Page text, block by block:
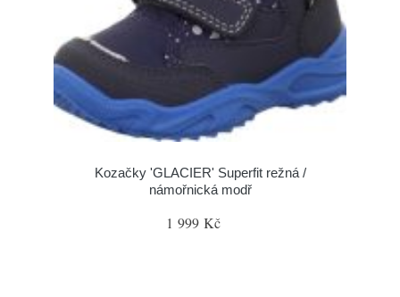
Kozačky 'GLACIER' Superfit režná /
námořnická modř
1 999 Kč